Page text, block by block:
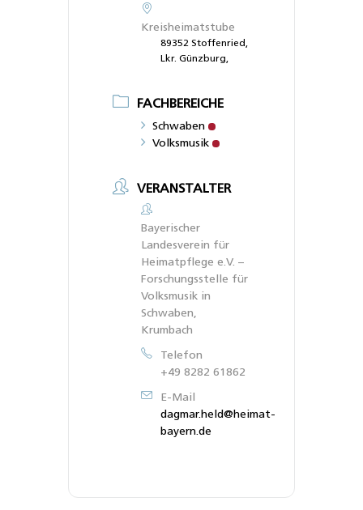
Kreisheimatstube
89352 Stoffenried,
Lkr. Günzburg,
FACHBEREICHE
Schwaben
Volksmusik
VERANSTALTER
Bayerischer
Landesverein für
Heimatpflege e.V. –
Forschungsstelle für
Volksmusik in
Schwaben,
Krumbach
Telefon
+49 8282 61862
E-Mail
dagmar.held@heimat-
bayern.de